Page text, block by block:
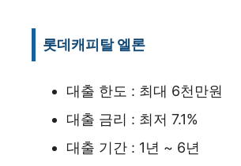
롯데캐피탈 엘론
대출 한도 : 최대 6천만원
대출 금리 : 최저 7.1%
대출 기간 : 1년 ~ 6년